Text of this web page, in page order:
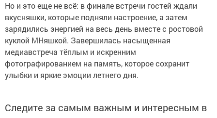
Но и это еще не всё: в финале встречи гостей ждали
вкусняшки, которые подняли настроение, а затем
зарядились энергией на весь день вместе с ростовой
куклой МНяшкой. Завершилась насыщенная
медиавстреча тёплым и искренним
фотографированием на память, которое сохранит
улыбки и яркие эмоции летнего дня.
Следите за самым важным и интересным в